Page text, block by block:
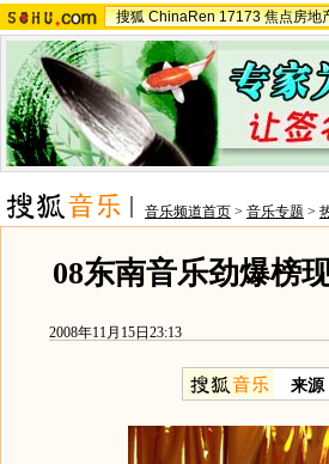
搜狐 ChinaRen 17173 焦点房地
音乐频道首页 > 音乐专题 >
08东南音乐劲爆榜
2008年11月15日23:13
来源